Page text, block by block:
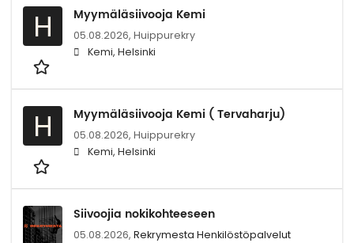
H Myymäläsiivooja Kemi
05.08.2026, Huippurekry
Kemi, Helsinki
H Myymäläsiivooja Kemi ( Tervaharju)
05.08.2026, Huippurekry
Kemi, Helsinki
Siivoojia nokikohteeseen
05.08.2026, Rekrymesta Henkilöstöpalvelut